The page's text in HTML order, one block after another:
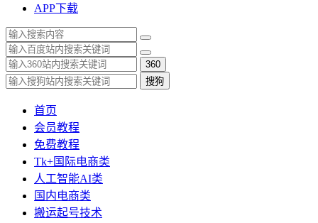
APP下载
360
搜狗
首页
会员教程
免费教程
Tk+国际电商类
人工智能AI类
国内电商类
搬运起号技术